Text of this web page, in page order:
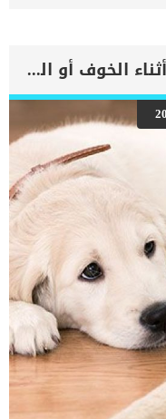
قدرتها على الحركة
إمساك عدم القدرة على
الآفات الجلدية
يشير فقدان الحركة إلى
يشير إلى شلل في الأطراف
وطرق العلاج البسيطة
الذى يصيب العمود
الجهاز العصبىالاضطرابات
لحالة الكلب توجه
[…]
التبول اللاإرادي عند الكلاب أثناء الخوف أو السعادة